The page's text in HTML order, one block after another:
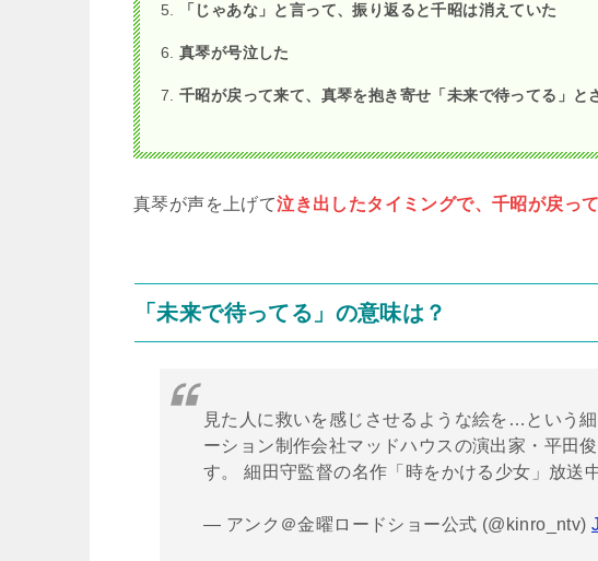
「じゃあな」と言って、振り返ると千昭は消えていた
真琴が号泣した
千昭が戻って来て、真琴を抱き寄せ「未来で待ってる」と
真琴が声を上げて泣き出したタイミングで、千昭が戻っ
「未来で待ってる」の意味は？
見た人に救いを感じさせるような絵を…という
ーション制作会社マッドハウスの演出家・平田
す。 細田守監督の名作「時をかける少女」放送
— アンク＠金曜ロードショー公式 (@kinro_ntv)